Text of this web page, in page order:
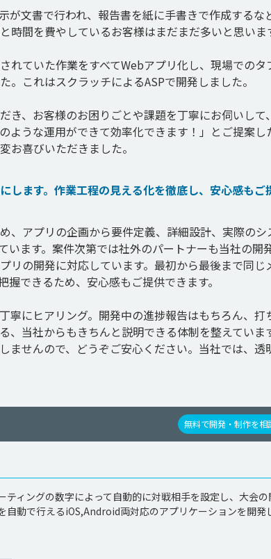
が文書で行われ、報告書を紙に手書きで作成するな
時間を費やしているお客様はまだまだ多いと思いま
れていた作業をすべてWebアプリ化し、現場でのタ
これはスクラッチによるASPで開発しました。
き、お客様のお困りごとや課題を丁寧にお伺いして
ような運用ができて効率化できます！」とご提案し
お喜びいただきました。
します。作業工程の見える化を徹底し、安心感もご
、アプリの企画から要件定義、詳細設計、実際のシ
います。案件次第では社外のパートナーも当社の開
リの開発に対応しています。最初から最後まで同じ
できるため、安心感もご提供できます。
寧にヒアリング。開発中の進捗報告はもちろん、打
、当社からもきちんと説明できる体制を整えていま
ませんので、どうぞご安心ください。当社では、透
無料で開発・制作を相
ィングの数字によって自動的に対戦相手を設定し、大会の
動で行えるiOS,Android両対応のアプリケーションを開発